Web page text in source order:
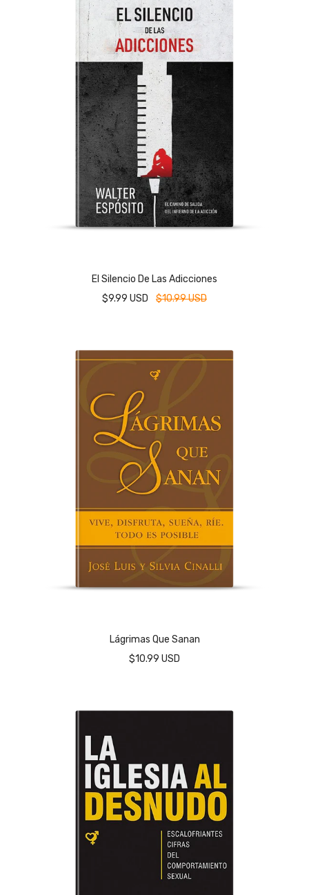
El Silencio De Las Adicciones
$9.99 USD
$10.99 USD
Lágrimas Que Sanan
$10.99 USD